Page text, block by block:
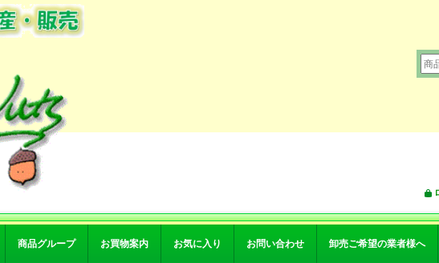
商品グループ お買物案内 お気に入り お問い合わせ 卸売ご希望の業者様へ